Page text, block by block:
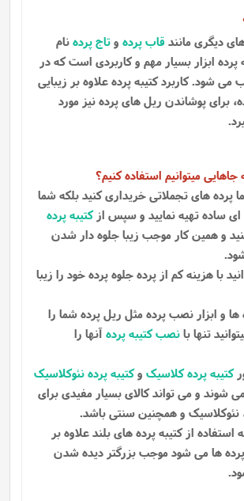
دیگری مانندقاب پرده وتاج پردهنام
ابزار بسیار مهم و کاربردی است که در
شود. کاربرد کتیبه پرده علاوه بر زیبایی
برای پوشاندن ریل های پرده نیز مورد
میتوانیم استفاده کنیم؟
پرده های تجملاتی خریداری کنید بلکه شما
ای ساده تهیه نمایید و سپس ازکتیبه پرده
و همین کار موجب زیبا جلوه دار شدن
با هزینه کم از پرده جلوه پرده خود را زیبا
و ابزار نصب پرده مثل ریل پرده شما را
تنها بانصب کتیبه پردهآنها را
کتیبه پرده کلاسیک وکتیبه پرده نئوکلاسیک
شوند و می تواند کالای بسیار مفیدی برای
نئوکلاسیک و همچنین سنتی باشد.
از کتیبه پرده های بلند علاوه بر
ها می شود موجب بزرگتر دیده شدن